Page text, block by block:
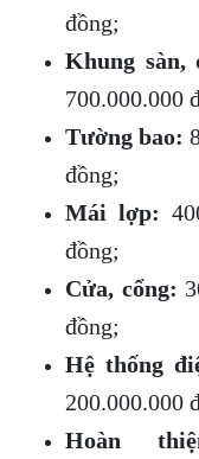
đồng;
Khung sàn,
700.000.000
Tường bao:
đồng;
Mái lợp:
đồng;
Cửa, cổng:
đồng;
Hệ thống
200.000.000
Hoàn